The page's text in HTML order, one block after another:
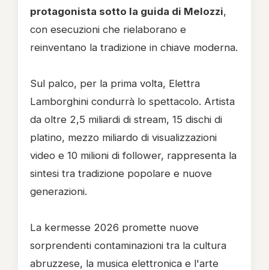
protagonista sotto la guida di Melozzi,
con esecuzioni che rielaborano e
reinventano la tradizione in chiave moderna.
Sul palco, per la prima volta, Elettra
Lamborghini condurrà lo spettacolo. Artista
da oltre 2,5 miliardi di stream, 15 dischi di
platino, mezzo miliardo di visualizzazioni
video e 10 milioni di follower, rappresenta la
sintesi tra tradizione popolare e nuove
generazioni.
La kermesse 2026 promette nuove
sorprendenti contaminazioni tra la cultura
abruzzese, la musica elettronica e l'arte